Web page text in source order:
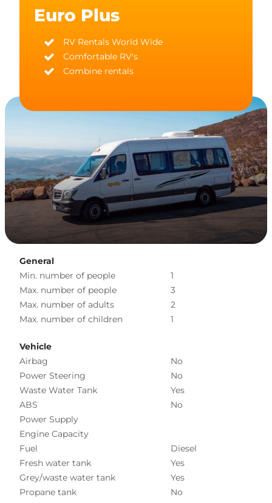
Euro Plus
RV Rentals World Wide
Comfortable RV's
Combine rentals
General
Min. number of people
1
Max. number of people
3
Max. number of adults
2
Max. number of children
1
Vehicle
Airbag
No
Power Steering
No
Waste Water Tank
Yes
ABS
No
Power Supply
Engine Capacity
Fuel
Diesel
Fresh water tank
Yes
Grey/waste water tank
Yes
Propane tank
No